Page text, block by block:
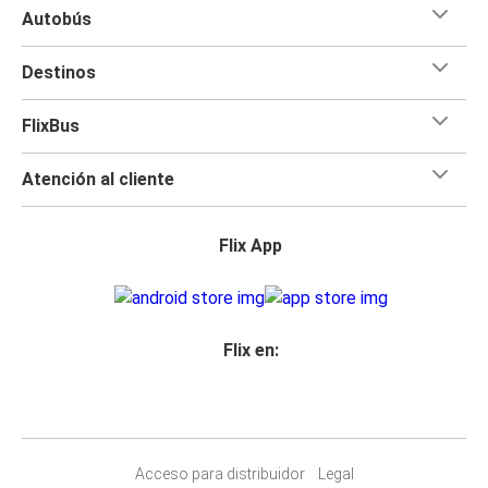
Autobús
Destinos
FlixBus
Atención al cliente
Flix App
Flix en:
Acceso para distribuidor Legal